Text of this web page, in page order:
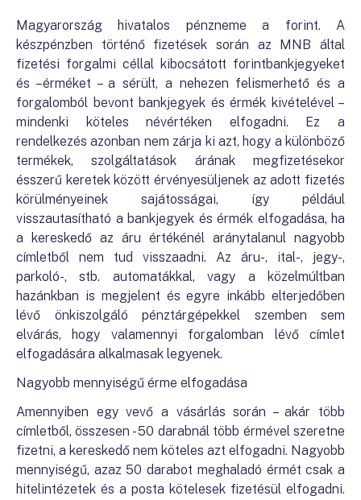
Magyarország hivatalos pénzneme a forint. A
készpénzben történő fizetések során az MNB által
fizetési forgalmi céllal kibocsátott forintbankjegyeket
és –érméket – a sérült, a nehezen felismerhető és a
forgalomból bevont bankjegyek és érmék kivételével –
mindenki köteles névértéken elfogadni. Ez a
rendelkezés azonban nem zárja ki azt, hogy a különböző
termékek, szolgáltatások árának megfizetésekor
ésszerű keretek között érvényesüljenek az adott fizetés
körülményeinek sajátosságai, így például
visszautasítható a bankjegyek és érmék elfogadása, ha
a kereskedő az áru értékénél aránytalanul nagyobb
címletből nem tud visszaadni. Az áru-, ital-, jegy-,
parkoló-, stb. automatákkal, vagy a közelmúltban
hazánkban is megjelent és egyre inkább elterjedőben
lévő önkiszolgáló pénztárgépekkel szemben sem
elvárás, hogy valamennyi forgalomban lévő címlet
elfogadására alkalmasak legyenek.
Nagyobb mennyiségű érme elfogadása
Amennyiben egy vevő a vásárlás során – akár több
címletből, összesen - 50 darabnál több érmével szeretne
fizetni, a kereskedő nem köteles azt elfogadni. Nagyobb
mennyiségű, azaz 50 darabot meghaladó érmét csak a
hitelintézetek és a posta kötelesek fizetésül elfogadni.